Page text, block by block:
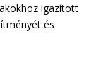
igazított
és